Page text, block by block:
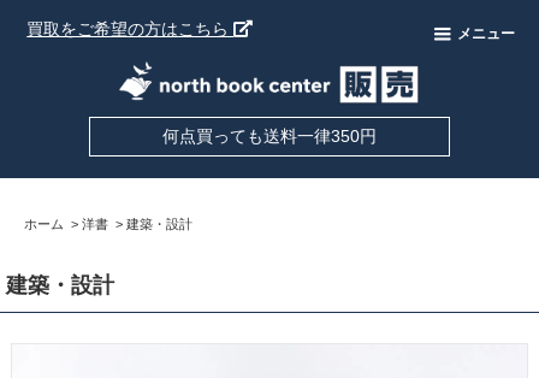
買取をご希望の方はこちら メニュー
何点買っても送料一律350円
ホーム > 洋書 > 建築・設計
建築・設計